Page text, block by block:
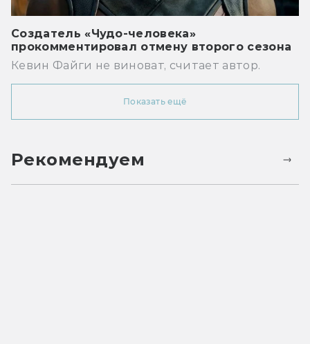
Создатель «Чудо-человека»
прокомментировал отмену второго сезона
Кевин Файги не виноват, считает автор.
Показать ещё
Рекомендуем